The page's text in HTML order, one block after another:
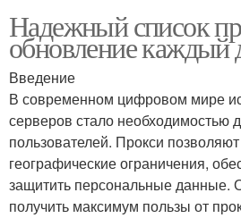
Надежный список
обновление каждый
Введение
В современном цифровом мире
серверов стало необходимостью
пользователей. Прокси
географические ограничения,
защитить персональные данные.
получить максимум пользы от